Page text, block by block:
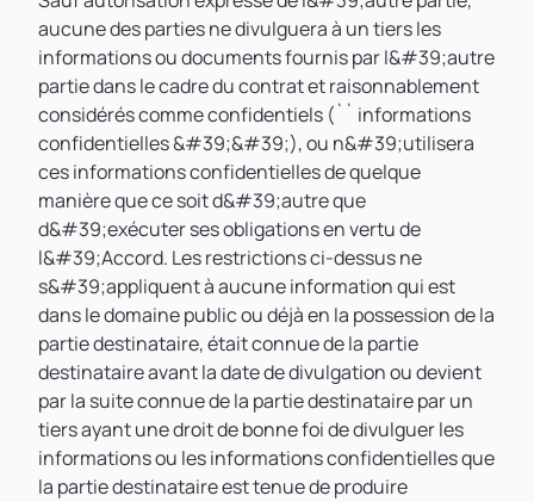
aucune des parties ne divulguera à un tiers les
informations ou documents fournis par l&#39;autre
partie dans le cadre du contrat et raisonnablement
considérés comme confidentiels (`` informations
confidentielles &#39;&#39;), ou n&#39;utilisera
ces informations confidentielles de quelque
manière que ce soit d&#39;autre que
d&#39;exécuter ses obligations en vertu de
l&#39;Accord. Les restrictions ci-dessus ne
s&#39;appliquent à aucune information qui est
dans le domaine public ou déjà en la possession de la
partie destinataire, était connue de la partie
destinataire avant la date de divulgation ou devient
par la suite connue de la partie destinataire par un
tiers ayant une droit de bonne foi de divulguer les
informations ou les informations confidentielles que
la partie destinataire est tenue de produire